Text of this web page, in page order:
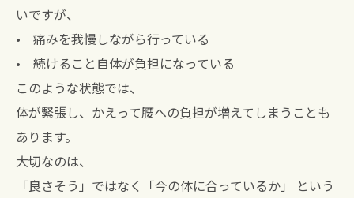
いですが、
• 痛みを我慢しながら行っている
• 続けること自体が負担になっている
このような状態では、
体が緊張し、かえって腰への負担が増えてしまうことも
あります。
大切なのは、
「良さそう」ではなく「今の体に合っているか」 という